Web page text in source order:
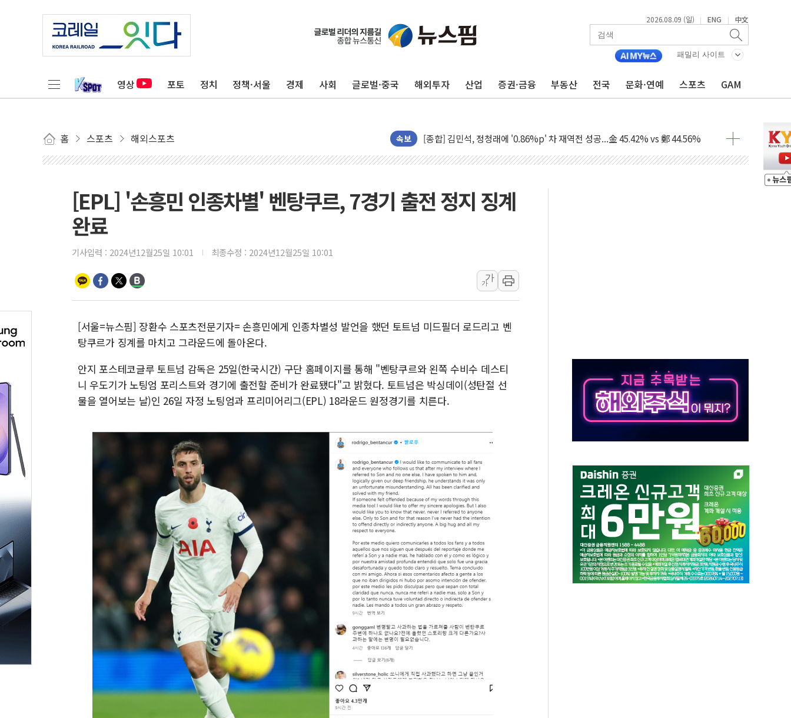
2026.08.09 (일) | ENG | 中文
패밀리 사이트
영상 포토 정치 정책·서울 경제 사회 글로벌·중국 해외투자 산업 증권·금융 부동산 전국 문화·연예 스포츠 GAM
홈 스포츠 해외스포츠 속보
포항시 재난예산 40억 긴급 투입…고수온 양식장 복구·지원 '총력'
인천 합동연설회 나선 송영길·정청래·김민석 당대표 후보
김민석, 2주차 제주·인천 경선서 정청래에 승리...47.75% vs 42.08%
[속보] 민주, 제주·인천 경선 결과 발표...김민석 47.75% 정청래 42.08%
[속보] 민주, 인천 경선 결과 발표...김민석 45.09% 정청래 43.27% 송영길 11.63%
강릉·동해·삼척 시간당 최대 50㎜ 폭우…강원 동해안 강한 비 이어져
폐기물 수거하다 참변…60대 환경미화원 수거차에 치여 사망
서울 중랑구 주택가서 흉기 난동…60대 남성 2명 숨져
추미애, '위안부' 피해자 기림의 날 참석..."국제적 시민 연대로 목소리 내야"
인천 선재도 갯벌서 해루질 중 실종 60대 나흘만에 숨진 채 발견
인천서 말다툼 중 어머니 흉기 살해 10대 아들 체포
'화합' 꺼낸 김민석에 '뻔뻔' 받아친 정청래…제주 연설서 신경전 고조
[EPL] '손흥민 인종차별' 벤탕쿠르, 7경기 출전 정지 징계
완료
기사입력 : 2024년12월25일 10:01 최종수정 : 2024년12월25일 10:01
가
가
[서울=뉴스핌] 장환수 스포츠전문기자= 손흥민에게 인종차별성 발언을 했던 토트넘 미드필더 로드리고 벤
탕쿠르가 징계를 마치고 그라운드에 돌아온다.
안지 포스테코글루 토트넘 감독은 25일(한국시간) 구단 홈페이지를 통해 "벤탕쿠르와 왼쪽 수비수 데스티
니 우도기가 노팅엄 포리스트와 경기에 출전할 준비가 완료됐다"고 밝혔다. 토트넘은 박싱데이(성탄절 선
물을 열어보는 날)인 26일 자정 노팅엄과 프리미어리그(EPL) 18라운드 원정경기를 치른다.